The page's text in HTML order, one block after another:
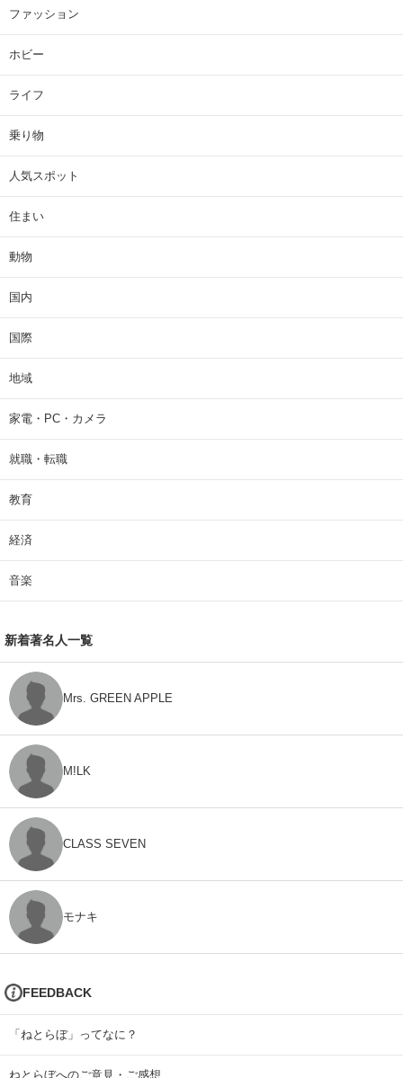
ファッション
ホビー
ライフ
乗り物
人気スポット
住まい
動物
国内
国際
地域
家電・PC・カメラ
就職・転職
教育
経済
音楽
新着著名人一覧
Mrs. GREEN APPLE
M!LK
CLASS SEVEN
モナキ
FEEDBACK
「ねとらぼ」ってなに？
ねとらぼへのご意見・ご感想